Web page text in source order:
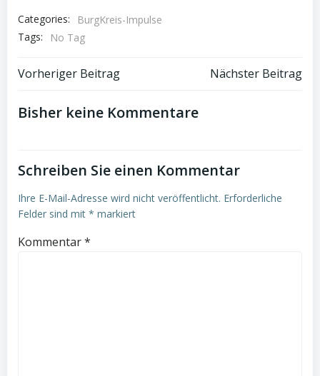
Categories:
BurgKreis-Impulse
Tags:
No Tag
Post
navigation
Vorheriger Beitrag
Post
navigation
Nächster Beitrag
Bisher keine Kommentare
Schreiben Sie einen Kommentar
Ihre E-Mail-Adresse wird nicht veröffentlicht. Erforderliche
Felder sind mit * markiert
Kommentar*